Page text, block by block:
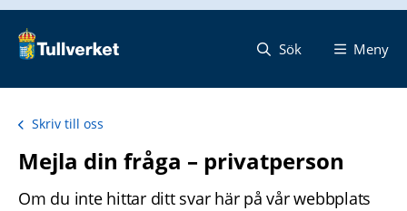
Sök Meny
Skriv till oss
Mejla din fråga – privatperson
Om du inte hittar ditt svar här på vår webbplats